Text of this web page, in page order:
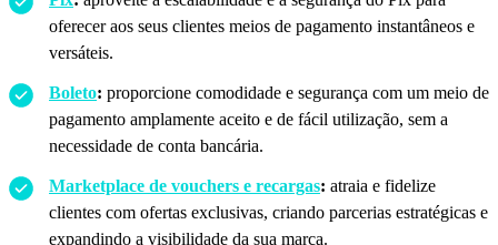
oferecer aos seus clientes meios de pagamento instantâneos e
versáteis.
Boleto: proporcione comodidade e segurança com um meio de
pagamento amplamente aceito e de fácil utilização, sem a
necessidade de conta bancária.
Marketplace de vouchers e recargas: atraia e fidelize
clientes com ofertas exclusivas, criando parcerias estratégicas e
expandindo a visibilidade da sua marca.